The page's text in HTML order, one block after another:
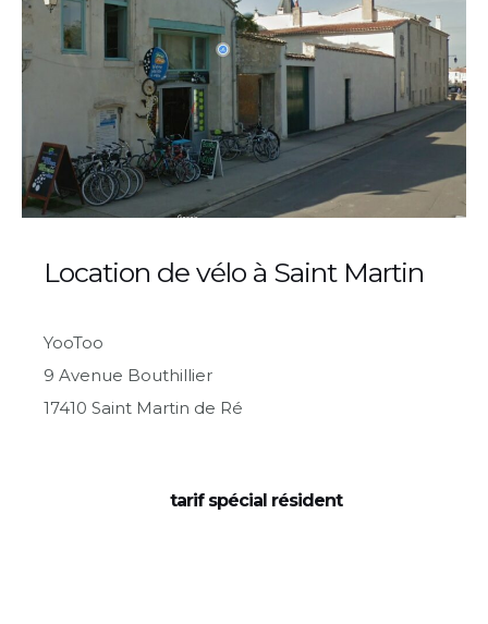
Location de vélo à Saint Martin
YooToo
9 Avenue Bouthillier
17410 Saint Martin de Ré
tarif spécial résident